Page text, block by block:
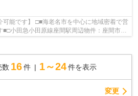
可能です】 □■海老名市を中心に地域密着で営
■□小田急小田原線座間駅周辺物件：座間市立
数 16 件 1～24 件を表示
変更